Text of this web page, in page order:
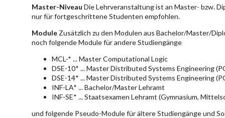
Master-Niveau Die Lehrveranstaltung ist an Master- bzw.
nur für fortgeschrittene Studenten empfohlen.
Module Zusätzlich zu den Modulen aus Bachelor/Master/
noch folgende Module für andere Studiengänge
MCL-* ... Master Computational Logic
DSE-10* ... Master Distributed Systems Engineering
DSE-14* ... Master Distributed Systems Engineering
INF-LA* ... Bachelor/Master Lehramt
INF-SE* ... Staatsexamen Lehramt (Gymnasium,
und folgende Pseudo-Module für ältere Studiengänge und